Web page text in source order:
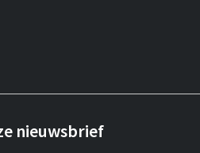
nieuwsbrief